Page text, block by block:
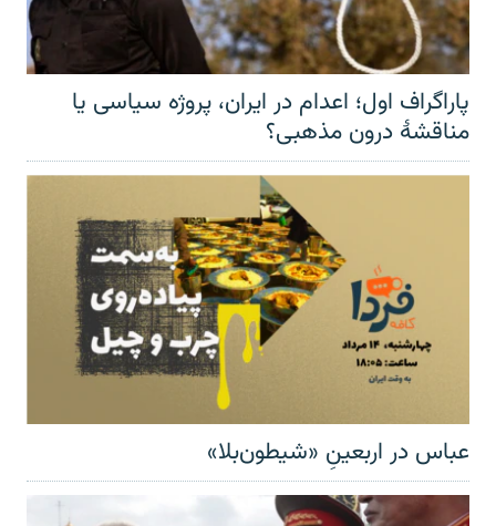
پاراگراف اول؛ اعدام در ایران، پروژه سیاسی یا
مناقشهٔ درون مذهبی؟
عباس در اربعینِ «شیطون‌بلا»